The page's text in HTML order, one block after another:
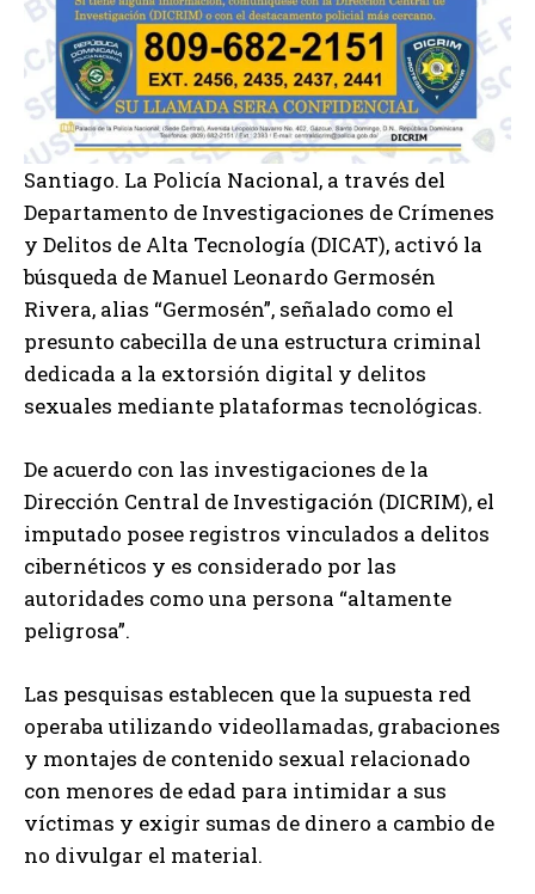
Santiago. La Policía Nacional, a través del
Departamento de Investigaciones de Crímenes
y Delitos de Alta Tecnología (DICAT), activó la
búsqueda de Manuel Leonardo Germosén
Rivera, alias “Germosén”, señalado como el
presunto cabecilla de una estructura criminal
dedicada a la extorsión digital y delitos
sexuales mediante plataformas tecnológicas.
De acuerdo con las investigaciones de la
Dirección Central de Investigación (DICRIM), el
imputado posee registros vinculados a delitos
cibernéticos y es considerado por las
autoridades como una persona “altamente
peligrosa”.
Las pesquisas establecen que la supuesta red
operaba utilizando videollamadas, grabaciones
y montajes de contenido sexual relacionado
con menores de edad para intimidar a sus
víctimas y exigir sumas de dinero a cambio de
no divulgar el material.